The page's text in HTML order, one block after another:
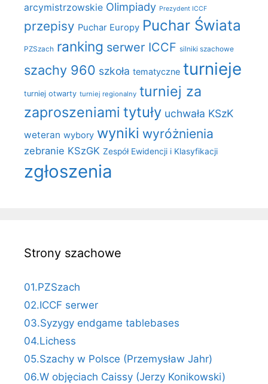
arcymistrzowskie Olimpiady Prezydent ICCF
przepisy Puchar Europy Puchar Świata
PZSzach ranking serwer ICCF silniki szachowe
szachy 960 szkoła tematyczne turnieje
turniej otwarty turniej regionalny turniej za
zaproszeniami tytuły uchwała KSzK
weteran wybory wyniki wyróżnienia
zebranie KSzGK Zespół Ewidencji i Klasyfikacji
zgłoszenia
Strony szachowe
01.PZSzach
02.ICCF serwer
03.Syzygy endgame tablebases
04.Lichess
05.Szachy w Polsce (Przemysław Jahr)
06.W objęciach Caissy (Jerzy Konikowski)